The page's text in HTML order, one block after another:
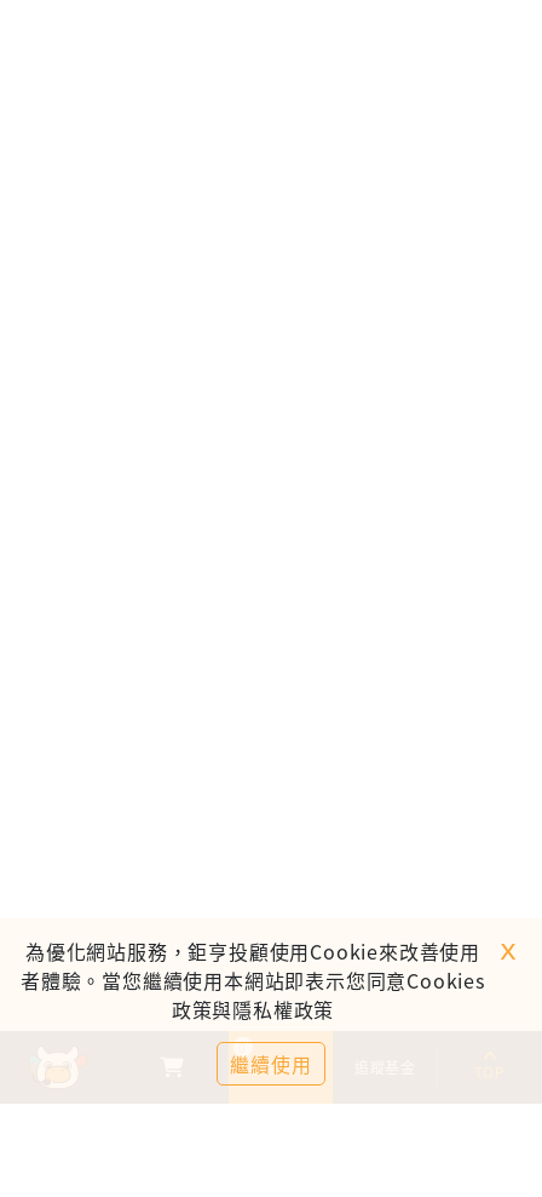
基金比較
0
為優化網站服務，鉅亨投顧使用Cookie來改善使用
者體驗。當您繼續使用本網站即表示您同意Cookies
政策與隱私權政策
繼續使用
ｘ